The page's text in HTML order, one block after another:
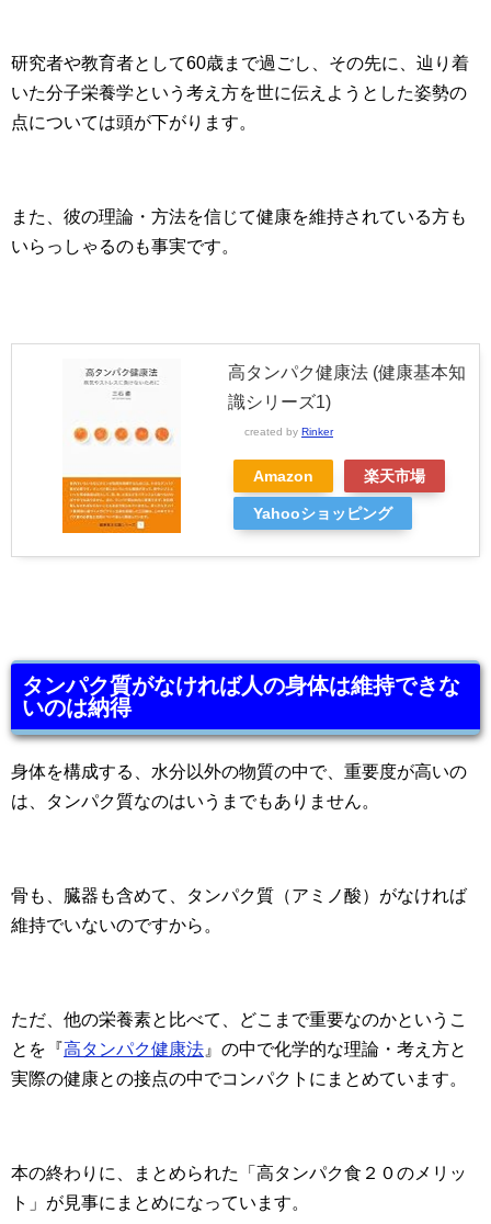
研究者や教育者として60歳まで過ごし、その先に、辿り着
いた分子栄養学という考え方を世に伝えようとした姿勢の
点については頭が下がります。
また、彼の理論・方法を信じて健康を維持されている方も
いらっしゃるのも事実です。
高タンパク健康法 (健康基本知
識シリーズ1)
created by Rinker
Amazon 楽天市場
Yahooショッピング
タンパク質がなければ人の身体は維持できな
いのは納得
身体を構成する、水分以外の物質の中で、重要度が高いの
は、タンパク質なのはいうまでもありません。
骨も、臓器も含めて、タンパク質（アミノ酸）がなければ
維持でいないのですから。
ただ、他の栄養素と比べて、どこまで重要なのかというこ
とを『高タンパク健康法 』の中で化学的な理論・考え方と
実際の健康との接点の中でコンパクトにまとめています。
本の終わりに、まとめられた「高タンパク食２０のメリッ
ト」が見事にまとめになっています。